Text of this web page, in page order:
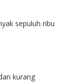
sepuluh ribu
kurang